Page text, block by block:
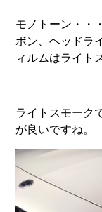
モノトーン・・
ボン、ヘッドラ
ィルムはライト
ライトスモーク
が良いですね。